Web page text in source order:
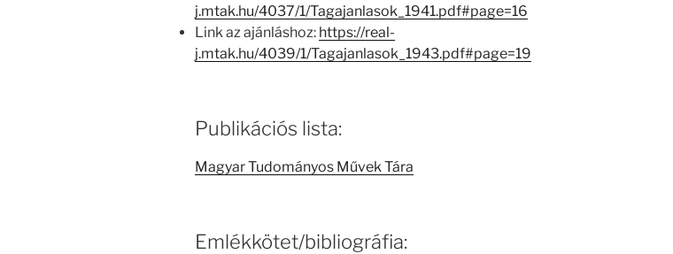
j.mtak.hu/4037/1/Tagajanlasok_1941.pdf#page=16
Link az ajánláshoz: https://real-
j.mtak.hu/4039/1/Tagajanlasok_1943.pdf#page=19
Publikációs lista:
Magyar Tudományos Művek Tára
Emlékkötet/bibliográfia: